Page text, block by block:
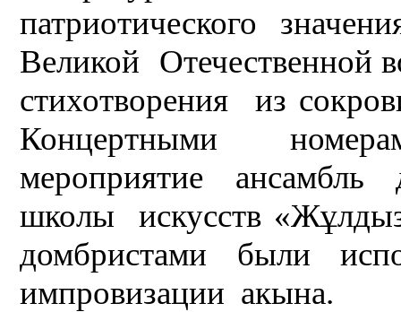
патриотического
Великой
стихотворения из
Концертными
мероприятие
ансамбль
школы искусств
домбристами были
импровизации акына.